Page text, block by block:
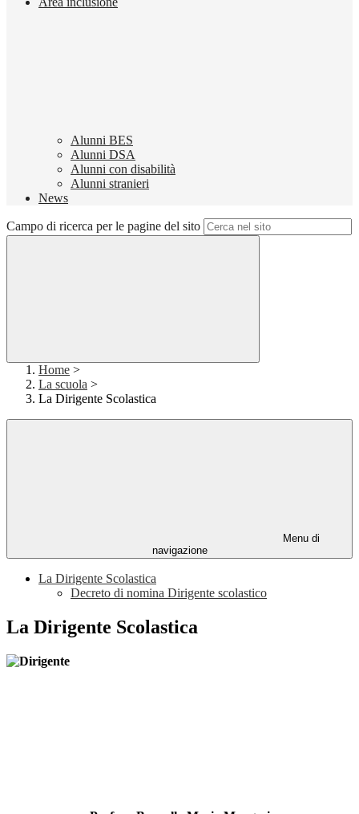
Alunni BES
Alunni DSA
Alunni con disabilità
Alunni stranieri
News
Campo di ricerca per le pagine del sito
Home >
La scuola >
La Dirigente Scolastica
Menu di
navigazione
La Dirigente Scolastica
Decreto di nomina Dirigente scolastico
La Dirigente Scolastica